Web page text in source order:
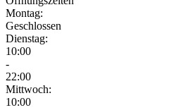
Montag:
Geschlossen
Dienstag:
10:00
-
22:00
Mittwoch:
10:00